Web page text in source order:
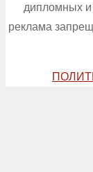
дипломных и
реклама